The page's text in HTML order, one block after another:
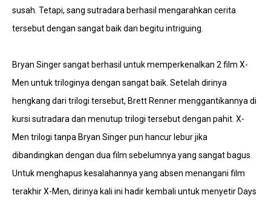
susah. Tetapi, sang sutradara berhasil mengarahkan cerita
tersebut dengan sangat baik dan begitu intriguing.
Bryan Singer sangat berhasil untuk memperkenalkan 2 film X-
Men untuk triloginya dengan sangat baik. Setelah dirinya
hengkang dari trilogi tersebut, Brett Renner menggantikannya di
kursi sutradara dan menutup trilogi tersebut dengan pahit. X-
Men trilogi tanpa Bryan Singer pun hancur lebur jika
dibandingkan dengan dua film sebelumnya yang sangat bagus.
Untuk menghapus kesalahannya yang absen menangani film
terakhir X-Men, dirinya kali ini hadir kembali untuk menyetir Days